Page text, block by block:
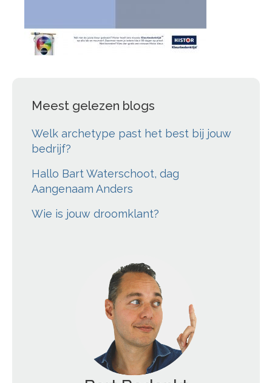
Meest gelezen blogs
Welk archetype past het best bij jouw
bedrijf?
Hallo Bart Waterschoot, dag
Aangenaam Anders
Wie is jouw droomklant?